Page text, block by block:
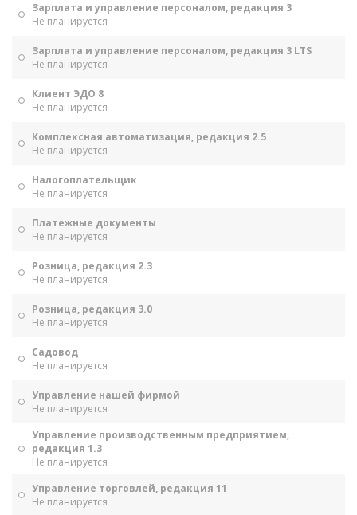
Зарплата и управление персоналом, редакция 3
Не планируется
Зарплата и управление персоналом, редакция 3 LTS
Не планируется
Клиент ЭДО 8
Не планируется
Комплексная автоматизация, редакция 2.5
Не планируется
Налогоплательщик
Не планируется
Платежные документы
Не планируется
Розница, редакция 2.3
Не планируется
Розница, редакция 3.0
Не планируется
Садовод
Не планируется
Управление нашей фирмой
Не планируется
Управление производственным предприятием,
редакция 1.3
Не планируется
Управление торговлей, редакция 11
Не планируется